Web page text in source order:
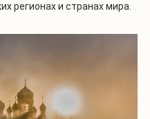
регионах и странах мира.